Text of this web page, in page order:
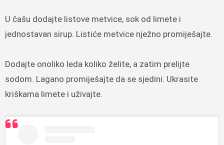
U čašu dodajte listove metvice, sok od limete i
jednostavan sirup. Listiće metvice nježno promiješajte.
Dodajte onoliko leda koliko želite, a zatim prelijte
sodom. Lagano promiješajte da se sjedini. Ukrasite
kriškama limete i uživajte.